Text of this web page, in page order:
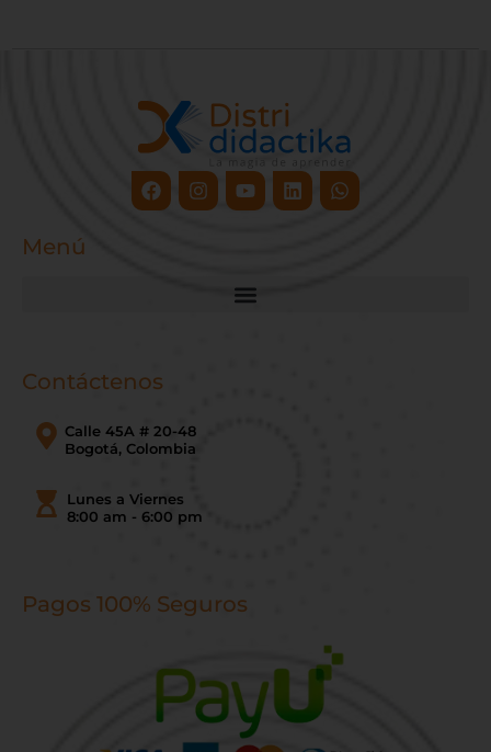
FacebookInstagram
YoutubeLinkedinWhatsapp
Menú
Contáctenos
Calle 45A # 20-48
Bogotá, Colombia
Lunes a Viernes
8:00 am - 6:00 pm
Pagos 100% Seguros